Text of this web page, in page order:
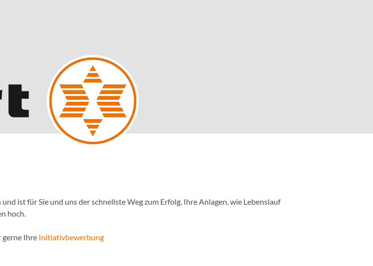
ist für Sie und uns der schnellste Weg zum Erfolg. Ihre Anlagen, wie Lebenslauf
hoch.
gerne Ihre Initiativbewerbung